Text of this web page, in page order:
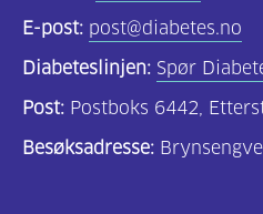
Om
E-post: post@diabetes.no
Diabeteslinjen: Spør
Post: Postboks 6442,
Besøksadresse: